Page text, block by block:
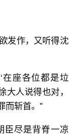
发作，又听得沈
在座各位都是垃
大人说得也对，
而斩首。”
臣尽是背脊一凉